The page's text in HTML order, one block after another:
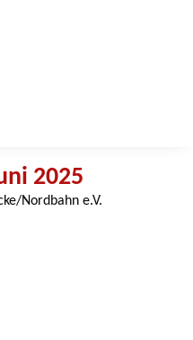
2025
Nordbahn e.V.